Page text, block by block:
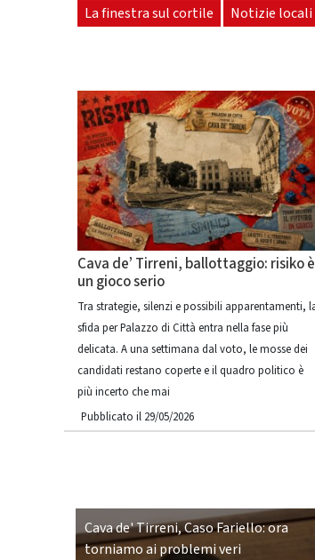
La finestra sul cortile Notizie locali
Cava de’ Tirreni, ballottaggio: risiko è
un gioco serio
Tra strategie, silenzi e possibili apparentamenti,
sfida per Palazzo di Città entra nella fase più
delicata. A una settimana dal voto, le mosse dei
candidati restano coperte e il quadro politico è
più incerto che mai
Pubblicato il 29/05/2026
Cava de' Tirreni, Caso Fariello: ora
torniamo ai problemi veri